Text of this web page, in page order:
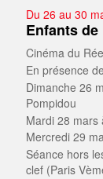
Du 26 au 30
Enfants
Cinéma du
En présence
Dimanche 26
Pompidou
Mardi 28 mars
Mercredi 29
Séance hors
clef (Paris